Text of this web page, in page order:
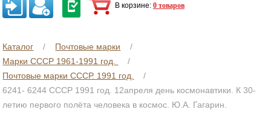
Заказать по телефону
В корзине: 0 товаров
Каталог
Почтовые марки
Марки СССР 1961-1991 год.
Почтовые марки СССР. 1991 год.
6241- 6244 СССР 1991 год. 12апреля день космонавтики. К 30-
летию первого полёта человека в космос. Ю.А. Гагарин.